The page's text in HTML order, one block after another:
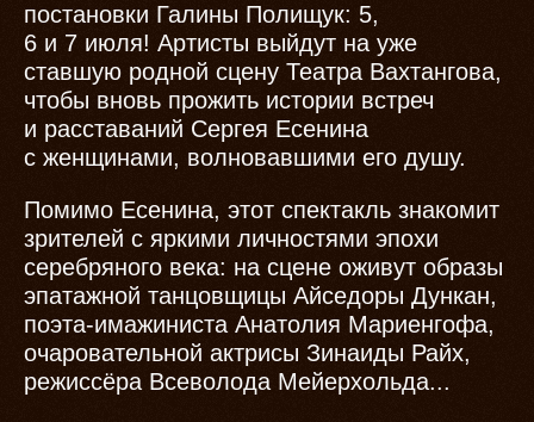
постановки Галины Полищук: 5,
6 и 7 июля! Артисты выйдут на уже
ставшую родной сцену Театра Вахтангова,
чтобы вновь прожить истории встреч
и расставаний Сергея Есенина
с женщинами, волновавшими его душу.
Помимо Есенина, этот спектакль знакомит
зрителей с яркими личностями эпохи
серебряного века: на сцене оживут образы
эпатажной танцовщицы Айседоры Дункан,
поэта-имажиниста Анатолия Мариенгофа,
очаровательной актрисы Зинаиды Райх,
режиссёра Всеволода Мейерхольда...